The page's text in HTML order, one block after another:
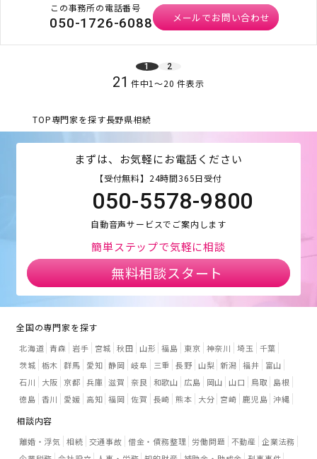
この事務所の電話番号
050-1726-6088 メールでお問い合わせ
1 2
21 件中1〜20 件表示
TOP専門家を探す長野県相続
まずは、お気軽にお電話ください
【受付無料】24時間365日受付
050-5578-9800
自動音声サービスでご案内します
簡単ステップで気軽に相談
無料相談スタート
全国の専門家を探す
北海道 青森 岩手 宮城 秋田 山形 福島 東京 神奈川 埼玉
千葉
茨城 栃木 群馬 愛知 静岡 岐阜 三重 長野 山梨 新潟 福井
富山
石川
大阪 京都 兵庫 滋賀 奈良 和歌山 広島 岡山 山口 鳥取
島根
徳島 香川 愛媛 高知 福岡 佐賀 長崎 熊本 大分 宮崎 鹿児島 沖縄
相談内容
離婚・浮気 相続 交通事故 借金・債務整理 労働問題 不動産 企業法務